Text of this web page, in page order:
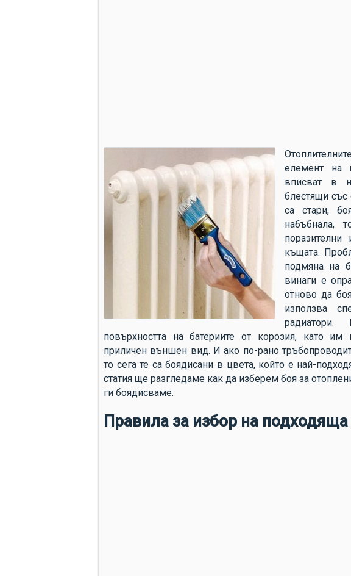
елемент на
вписват в
блестящи със
са стари,
набъбнала,
къщата.
подмяна на
винаги е
отново да
използва
повърхността на батериите от корозия, като
приличен външен вид. И ако по-рано
то сега те са боядисани в цвета, който е най-
статия ще разгледаме как да изберем боя за
ги боядисваме.
Правила за избор на